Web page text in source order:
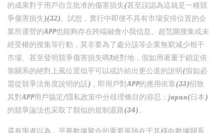
的成果對于用戶自立批准的傷害損失(甚至誤認為這就是一種競
爭傷害損失)(32)。試想，實行中即便不具有市場安排位置的企
業所運營的APP也能夠存在跨端融會小我信息、超范圍搜集或未
經受權的搜集等行動，莫非要為了處分該等企業無窮減少相干
市場、甚至發明競爭傷害損失嗎?絕對地，假如用著重于鎖定依
靠關系的絕對上風位置似乎可以或許給出更公道的說明(假如必
需從競爭法角度說明的話)，即用戶對APP的應用依靠(33)招致
其對APP用戶協定/隱私政策中分歧理條目的容忍；japan(日本)
的競爭論法也采取了類似的規制退路(34)。